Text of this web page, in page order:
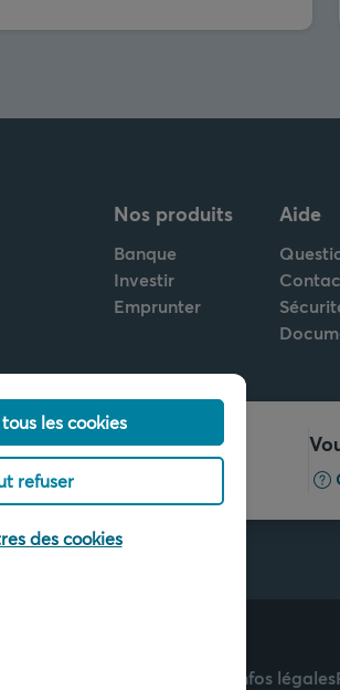
Nos produits
Banque
Investir
Emprunter
Aide
90 00
Infos légales
les cookies
refuser
des cookies